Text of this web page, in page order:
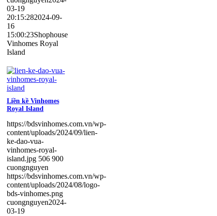
03-19
20:15:282024-09-
16
15:00:23Shophouse
Vinhomes Royal
Island
Liền kề Vinhomes
Royal Island
https://bdsvinhomes.com.vn/wp-
content/uploads/2024/09/lien-
ke-dao-vua-
vinhomes-royal-
island.jpg 506 900
cuongnguyen
https://bdsvinhomes.com.vn/wp-
content/uploads/2024/08/logo-
bds-vinhomes.png
cuongnguyen2024-
03-19